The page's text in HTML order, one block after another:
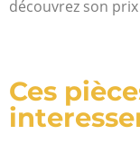
découvrez son prix
Ces